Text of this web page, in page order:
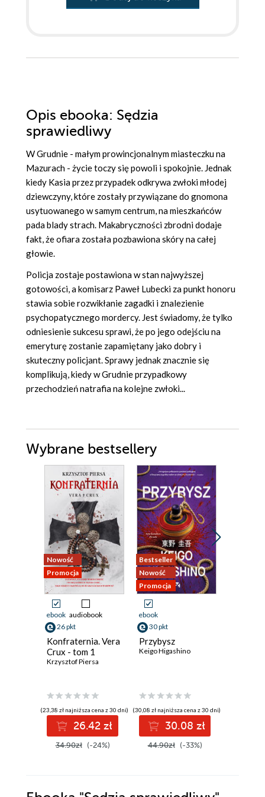
Opis ebooka: Sędzia
sprawiedliwy
W Grudnie - małym prowincjonalnym miasteczku na
Mazurach - życie toczy się powoli i spokojnie. Jednak
kiedy Kasia przez przypadek odkrywa zwłoki młodej
dziewczyny, które zostały przywiązane do gnomona
usytuowanego w samym centrum, na mieszkańców
pada blady strach. Makabryczności zbrodni dodaje
fakt, że ofiara została pozbawiona skóry na całej
głowie.
Policja zostaje postawiona w stan najwyższej
gotowości, a komisarz Paweł Lubecki za punkt honoru
stawia sobie rozwikłanie zagadki i znalezienie
psychopatycznego mordercy. Jest świadomy, że tylko
odniesienie sukcesu sprawi, że po jego odejściu na
emeryturę zostanie zapamiętany jako dobry i
skuteczny policjant. Sprawy jednak znacznie się
komplikują, kiedy w Grudnie przypadkowy
przechodzień natrafia na kolejne zwłoki...
Wybrane bestsellery
Nowość
Promocja
ebook audiobook
26 pkt
Konfraternia. Vera
Crux - tom 1
Krzysztof Piersa
(23,38 zł najniższa cena z 30 dni)
26.42 zł
34.90zł (-24%)
Bestseller
Nowość
Promocja
ebook
30 pkt
Przybysz
Keigo Higashino
(30,08 zł najniższa cena z 30 dni)
30.08 zł
44.90zł (-33%)